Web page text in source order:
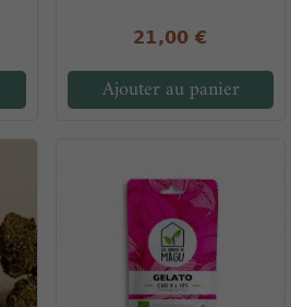
21,00 €
Ajouter au panier